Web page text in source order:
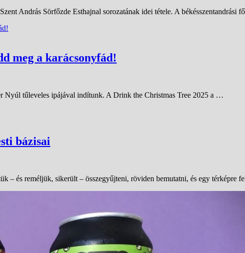
András Sörfőzde Esthajnal sorozatának idei tétele. A békésszentandrási
meg a karácsonyfád!
Nyúl tűleveles ipájával indítunk. A Drink the Christmas Tree 2025 a …
bázisai
– és reméljük, sikerült – összegyűjteni, röviden bemutatni, és egy térképre